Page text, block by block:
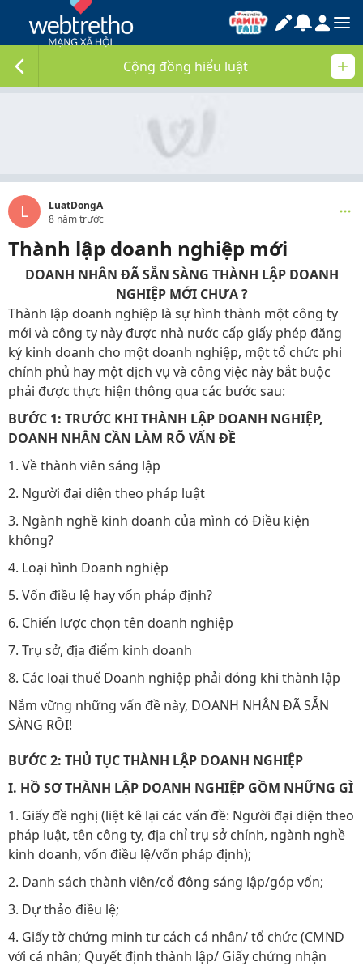
Cộng đồng hiểu luật
L
LuatDongA
8 năm trước
Thành lập doanh nghiệp mới
DOANH NHÂN ĐÃ SẴN SÀNG THÀNH LẬP DOANH
NGHIỆP MỚI CHƯA ?
Thành lập doanh nghiệp là sự hình thành một công ty
mới và công ty này được nhà nước cấp giấy phép đăng
ký kinh doanh cho một doanh nghiệp, một tổ chức phi
chính phủ hay một dịch vụ và công việc này bắt buộc
phải được thực hiện thông qua các bước sau:
BƯỚC 1: TRƯỚC KHI THÀNH LẬP DOANH NGHIỆP,
DOANH NHÂN CẦN LÀM RÕ VẤN ĐỀ
1. Về thành viên sáng lập
2. Người đại diện theo pháp luật
3. Ngành nghề kinh doanh của mình có Điều kiện
không?
4. Loại hình Doanh nghiệp
5. Vốn điều lệ hay vốn pháp định?
6. Chiến lược chọn tên doanh nghiệp
7. Trụ sở, địa điểm kinh doanh
8. Các loại thuế Doanh nghiệp phải đóng khi thành lập
Nắm vững những vấn đề này, DOANH NHÂN ĐÃ SẴN
SÀNG RỒI!
BƯỚC 2: THỦ TỤC THÀNH LẬP DOANH NGHIỆP
I. HỒ SƠ THÀNH LẬP DOANH NGHIỆP GỒM NHỮNG GÌ
1. Giấy đề nghị (liệt kê lại các vấn đề: Người đại diện theo
pháp luật, tên công ty, địa chỉ trụ sở chính, ngành nghề
kinh doanh, vốn điều lệ/vốn pháp định);
2. Danh sách thành viên/cổ đông sáng lập/góp vốn;
3. Dự thảo điều lệ;
4. Giấy tờ chứng minh tư cách cá nhân/ tổ chức (CMND
với cá nhân; Quyết định thành lập/ Giấy chứng nhận